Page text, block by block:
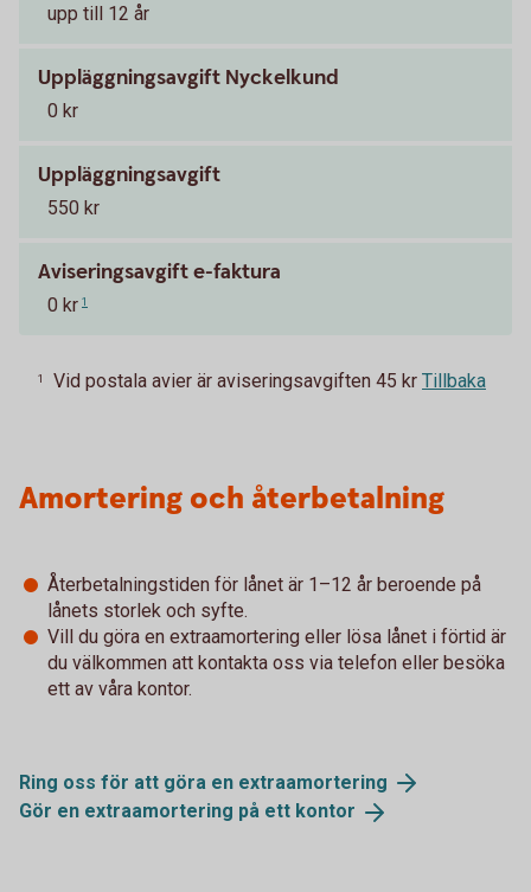
upp till 12 år
Uppläggningsavgift Nyckelkund
0 kr
Uppläggningsavgift
550 kr
Aviseringsavgift e-faktura
0 kr 1
1 Vid postala avier är aviseringsavgiften 45 kr Tillbaka
Amortering och återbetalning
Återbetalningstiden för lånet är 1–12 år beroende på
lånets storlek och syfte.
Vill du göra en extraamortering eller lösa lånet i förtid är
du välkommen att kontakta oss via telefon eller besöka
ett av våra kontor.
Ring oss för att göra en extraamortering
Gör en extraamortering på ett kontor